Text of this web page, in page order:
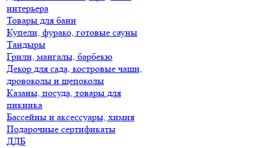
интерьера
Товары для бани
Купели, фурако, готовые сауны
Тандыры
Грили, мангалы, барбекю
Декор для сада, костровые чаши,
дровоколы и щепоколы
Казаны, посуда, товары для
пикника
Бассейны и аксессуары, химия
Подарочные сертификаты
ДДБ